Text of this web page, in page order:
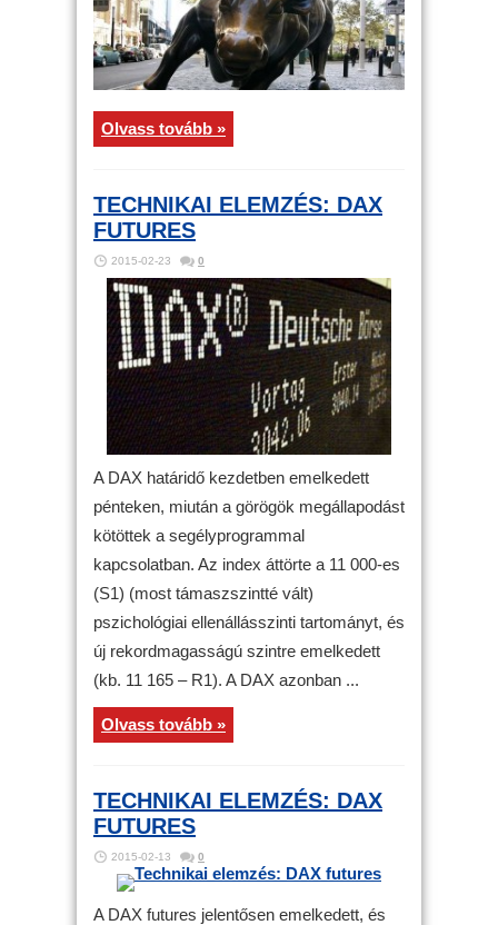
Olvass tovább »
TECHNIKAI ELEMZÉS: DAX
FUTURES
2015-02-23 0
A DAX határidő kezdetben emelkedett
pénteken, miután a görögök megállapodást
kötöttek a segélyprogrammal
kapcsolatban. Az index áttörte a 11 000-es
(S1) (most támaszszintté vált)
pszichológiai ellenállásszinti tartományt, és
új rekordmagasságú szintre emelkedett
(kb. 11 165 – R1). A DAX azonban ...
Olvass tovább »
TECHNIKAI ELEMZÉS: DAX
FUTURES
2015-02-13 0
A DAX futures jelentősen emelkedett, és